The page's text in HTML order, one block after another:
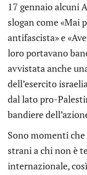
17 gennaio alcuni
slogan come «Mai
antifascista» e
loro portavano
avvistata anche
dell’esercito
dal lato pro-
bandiere
Sono momenti
strani a chi non è
internazionale,